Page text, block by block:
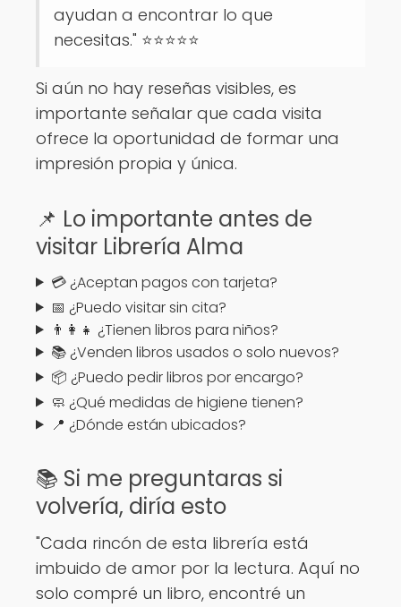
ayudan a encontrar lo que
necesitas." ⭐⭐⭐⭐⭐
Si aún no hay reseñas visibles, es
importante señalar que cada visita
ofrece la oportunidad de formar una
impresión propia y única.
📌 Lo importante antes de
visitar Librería Alma
💳 ¿Aceptan pagos con tarjeta?
📅 ¿Puedo visitar sin cita?
👨‍👩‍👧 ¿Tienen libros para niños?
📚 ¿Venden libros usados o solo nuevos?
📦 ¿Puedo pedir libros por encargo?
🧼 ¿Qué medidas de higiene tienen?
📍 ¿Dónde están ubicados?
📚 Si me preguntaras si
volvería, diría esto
"Cada rincón de esta librería está
imbuido de amor por la lectura. Aquí no
solo compré un libro, encontré un